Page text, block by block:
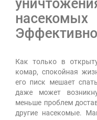
Как только в
комар, спокойная
его писк мешает
даже может
меньше проблем
другие насекомые.